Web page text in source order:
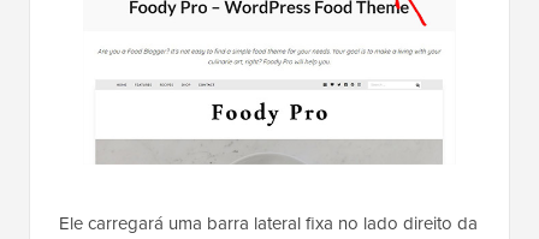
Ele carregará uma barra lateral fixa no lado direito da